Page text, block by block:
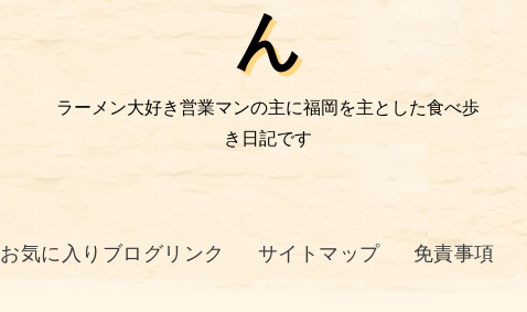
ん
ラーメン大好き営業マンの主に福岡を主とした食べ歩
き日記です
お気に入りブログリンク サイトマップ 免責事項